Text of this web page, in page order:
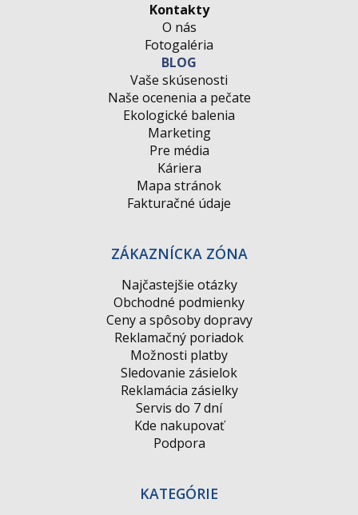
Kontakty
O nás
Fotogaléria
BLOG
Vaše skúsenosti
Naše ocenenia a pečate
Ekologické balenia
Marketing
Pre média
Káriera
Mapa stránok
Fakturačné údaje
ZÁKAZNÍCKA ZÓNA
Najčastejšie otázky
Obchodné podmienky
Ceny a spôsoby dopravy
Reklamačný poriadok
Možnosti platby
Sledovanie zásielok
Reklamácia zásielky
Servis do 7 dní
Kde nakupovať
Podpora
KATEGÓRIE